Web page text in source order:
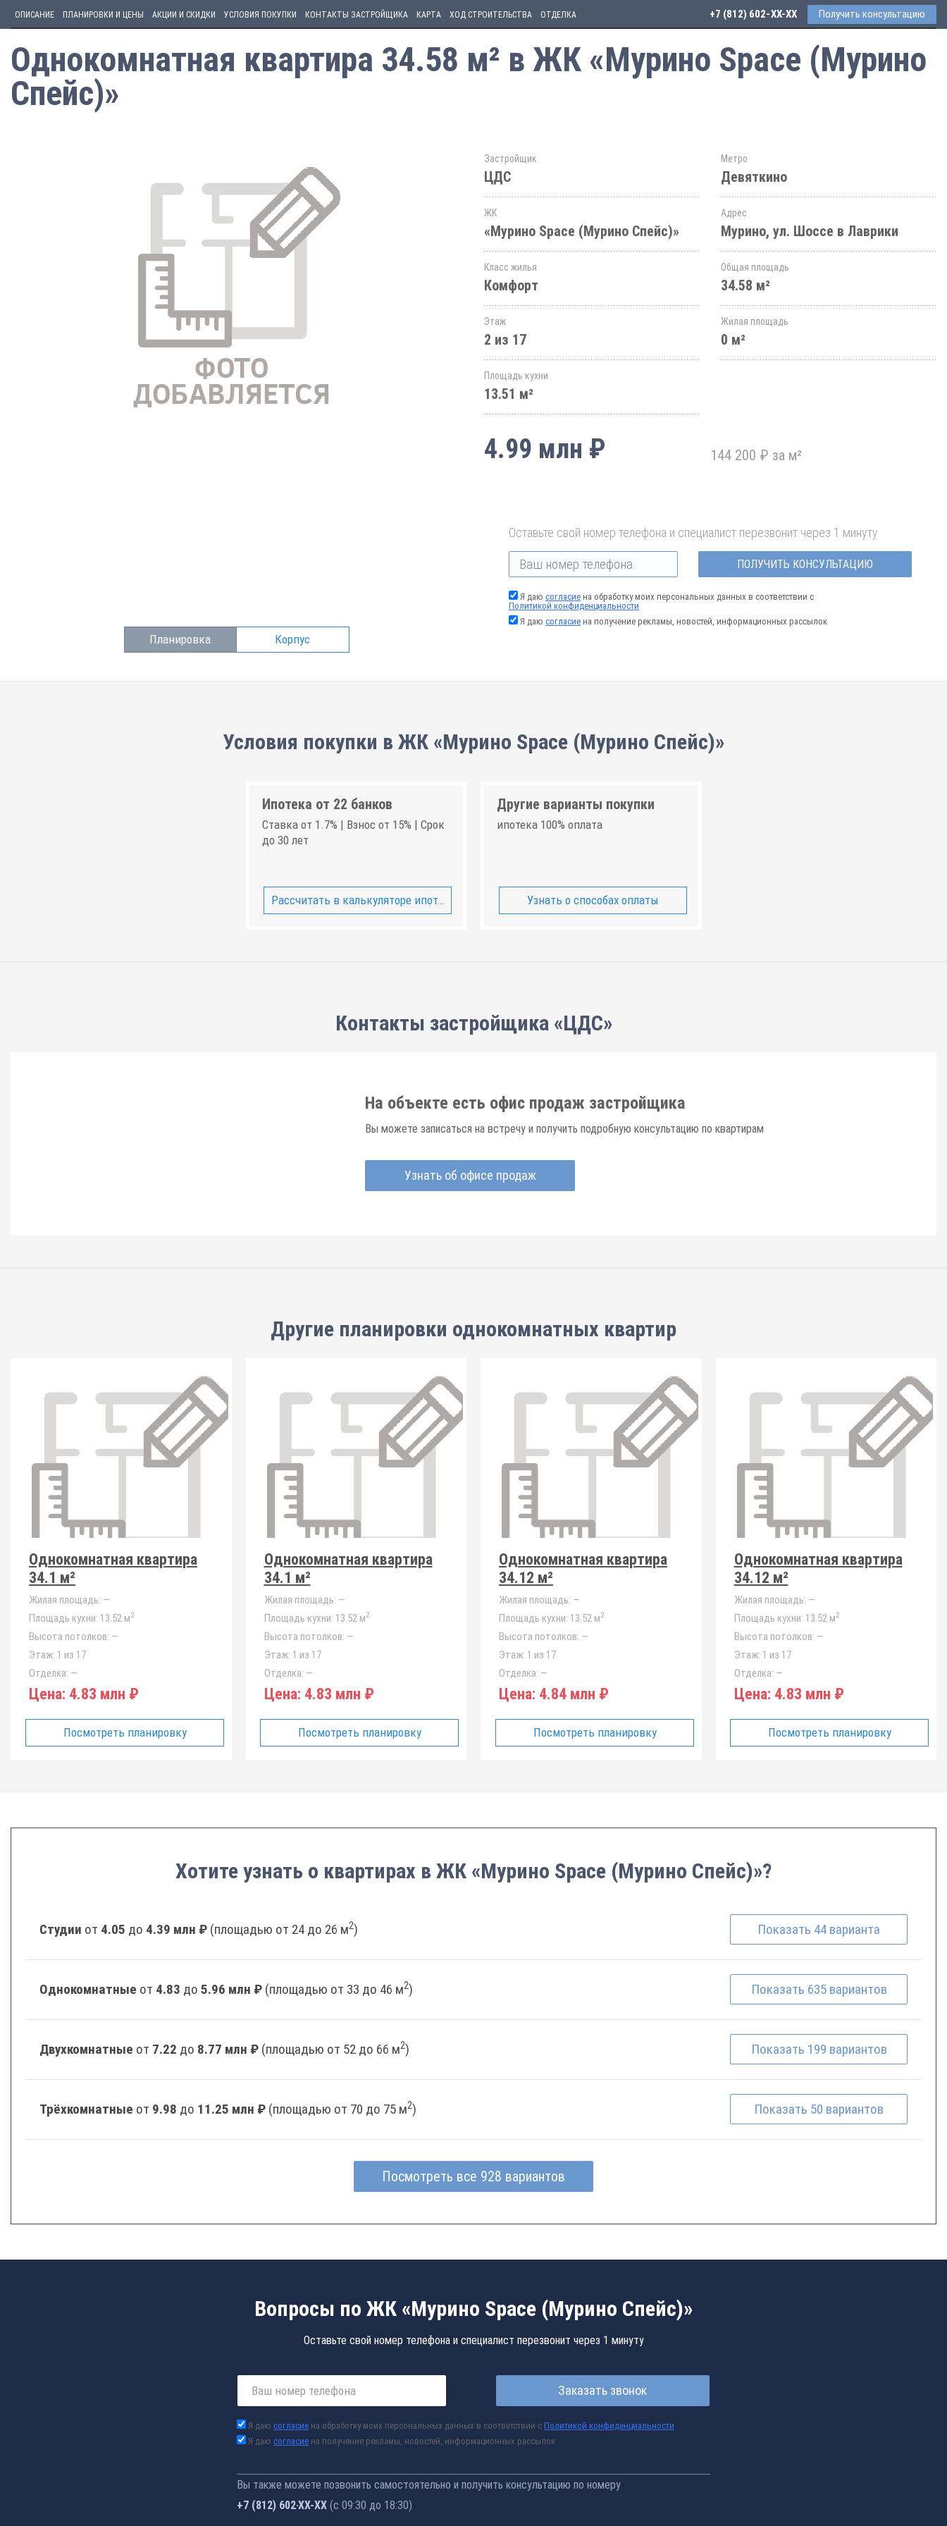
ОПИСАНИЕ ПЛАНИРОВКИ И ЦЕНЫ АКЦИИ И СКИДКИ УСЛОВИЯ ПОКУПКИ КОНТАКТЫ ЗАСТРОЙЩИКА КАРТА ХОД СТРОИТЕЛЬСТВА ОТДЕЛКА +7 (812) 602-44-77 Получить консультацию
Однокомнатная квартира 34.58 м² в ЖК «Мурино Space (Мурино
Спейс)»
Планировка Корпус
Застройщик
ЦДС
Метро
Девяткино
ЖК
«Мурино Space (Мурино Спейс)»
Адрес
Мурино, ул. Шоссе в Лаврики
Класс жилья
Комфорт
Общая площадь
34.58 м²
Этаж
2 из 17
Жилая площадь
0 м²
Площадь кухни
13.51 м²
4.99 млн ₽ 144 200 ₽ за м²
Оставьте свой номер телефона и специалист перезвонит через 1 минуту
ПОЛУЧИТЬ КОНСУЛЬТАЦИЮ
Я даю согласие на обработку моих персональных данных в соответствии с
Политикой конфиденциальности
Я даю согласие на получение рекламы, новостей, информационных рассылок
Условия покупки в ЖК «Мурино Space (Мурино Спейс)»
Ипотека от 22 банков
Ставка от 1.7% | Взнос от 15% | Срок
до 30 лет
Рассчитать в калькуляторе ипотеки
Другие варианты покупки
ипотека 100% оплата
Узнать о способах оплаты
Контакты застройщика «ЦДС»
На объекте есть офис продаж застройщика
Вы можете записаться на встречу и получить подробную консультацию по квартирам
Узнать об офисе продаж
Другие планировки однокомнатных квартир
Однокомнатная квартира
34.1 м²
Жилая площадь: —
Площадь кухни: 13.52 м2
Высота потолков: —
Этаж: 1 из 17
Отделка: —
Цена: 4.83 млн ₽
Посмотреть планировку
Однокомнатная квартира
34.1 м²
Жилая площадь: —
Площадь кухни: 13.52 м2
Высота потолков: —
Этаж: 1 из 17
Отделка: —
Цена: 4.83 млн ₽
Посмотреть планировку
Однокомнатная квартира
34.12 м²
Жилая площадь: —
Площадь кухни: 13.52 м2
Высота потолков: —
Этаж: 1 из 17
Отделка: —
Цена: 4.84 млн ₽
Посмотреть планировку
Однокомнатная квартира
34.12 м²
Жилая площадь: —
Площадь кухни: 13.52 м2
Высота потолков: —
Этаж: 1 из 17
Отделка: —
Цена: 4.83 млн ₽
Посмотреть планировку
Хотите узнать о квартирах в ЖК «Мурино Space (Мурино Спейс)»?
Студии от 4.05 до 4.39 млн ₽ (площадью от 24 до 26 м2) Показать 44 варианта
Однокомнатные от 4.83 до 5.96 млн ₽ (площадью от 33 до 46 м2) Показать 635 вариантов
Двухкомнатные от 7.22 до 8.77 млн ₽ (площадью от 52 до 66 м2) Показать 199 вариантов
Трёхкомнатные от 9.98 до 11.25 млн ₽ (площадью от 70 до 75 м2) Показать 50 вариантов
Посмотреть все 928 вариантов
Вопросы по ЖК «Мурино Space (Мурино Спейс)»
Оставьте свой номер телефона и специалист перезвонит через 1 минуту
Заказать звонок
Я даю согласие на обработку моих персональных данных в соответствии с Политикой конфиденциальности
Я даю согласие на получение рекламы, новостей, информационных рассылок
Вы также можете позвонить самостоятельно и получить консультацию по номеру
+7 (812) 602-44-77 (с 09:30 до 18:30)